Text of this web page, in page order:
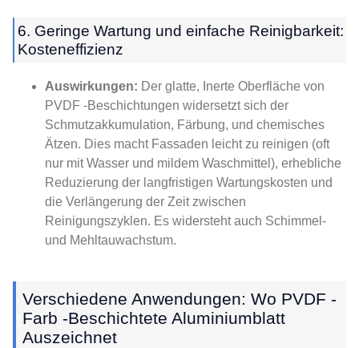
6. Geringe Wartung und einfache Reinigbarkeit:
Kosteneffizienz
Auswirkungen: Der glatte, Inerte Oberfläche von
PVDF -Beschichtungen widersetzt sich der
Schmutzakkumulation, Färbung, und chemisches
Ätzen. Dies macht Fassaden leicht zu reinigen (oft
nur mit Wasser und mildem Waschmittel), erhebliche
Reduzierung der langfristigen Wartungskosten und
die Verlängerung der Zeit zwischen
Reinigungszyklen. Es widersteht auch Schimmel-
und Mehltauwachstum.
Verschiedene Anwendungen: Wo PVDF -
Farb -beschichtete Aluminiumblatt
Auszeichnet